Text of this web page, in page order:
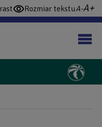
włącz
wysoki
Rozmiar tekstu